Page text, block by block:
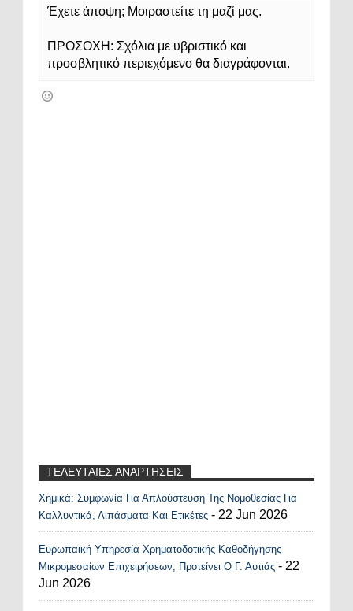
Έχετε άποψη; Μοιραστείτε τη μαζί μας.
ΠΡΟΣΟΧΗ: Σχόλια με υβριστικό και
προσβλητικό περιεχόμενο θα διαγράφονται.
ΤΕΛΕΥΤΑΙΕΣ ΑΝΑΡΤΗΣΕΙΣ
Recent Posts Widget
Χημικά: Συμφωνία Για Απλούστευση Της Νομοθεσίας Για
Καλλυντικά, Λιπάσματα Και Ετικέτες - 22 Jun 2026
Ευρωπαϊκή Υπηρεσία Χρηματοδοτικής Καθοδήγησης
Μικρομεσαίων Επιχειρήσεων, Προτείνει Ο Γ. Αυτιάς - 22
Jun 2026